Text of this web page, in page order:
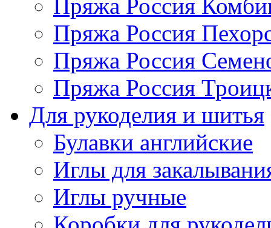
Пряжа Россия
Пряжа Россия
Пряжа Россия
Пряжа Россия
Для рукоделия и шитья
Булавки английские
Иглы для
Иглы ручные